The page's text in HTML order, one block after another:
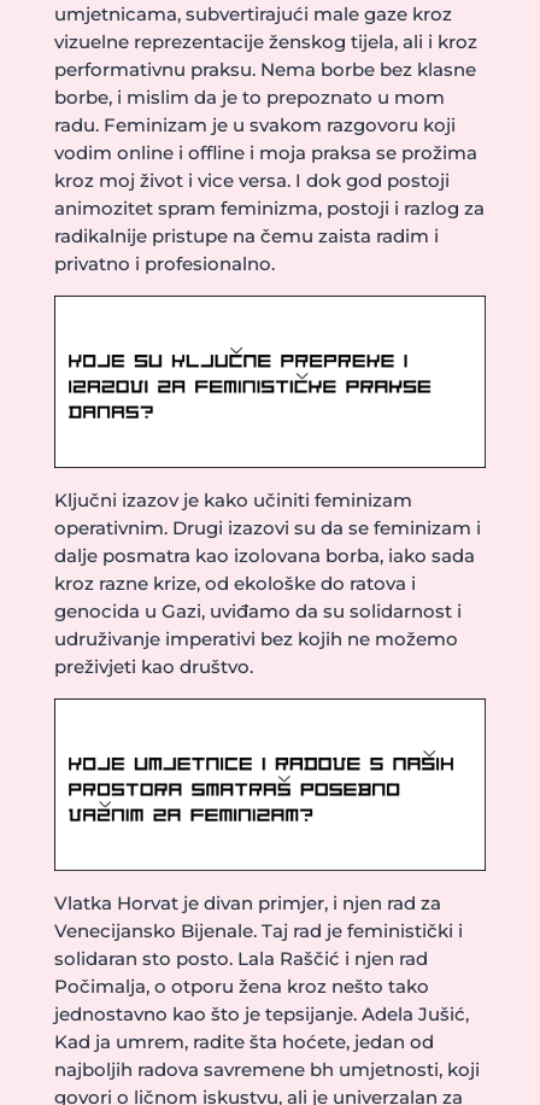
umjetnicama, subvertirajući male gaze kroz
vizuelne reprezentacije ženskog tijela, ali i kroz
performativnu praksu. Nema borbe bez klasne
borbe, i mislim da je to prepoznato u mom
radu. Feminizam je u svakom razgovoru koji
vodim online i offline i moja praksa se prožima
kroz moj život i vice versa. I dok god postoji
animozitet spram feminizma, postoji i razlog za
radikalnije pristupe na čemu zaista radim i
privatno i profesionalno.
Ključni izazov je kako učiniti feminizam
operativnim. Drugi izazovi su da se feminizam i
dalje posmatra kao izolovana borba, iako sada
kroz razne krize, od ekološke do ratova i
genocida u Gazi, uviđamo da su solidarnost i
udruživanje imperativi bez kojih ne možemo
preživjeti kao društvo.
Vlatka Horvat je divan primjer, i njen rad za
Venecijansko Bijenale. Taj rad je feministički i
solidaran sto posto. Lala Raščić i njen rad
Počimalja, o otporu žena kroz nešto tako
jednostavno kao što je tepsijanje. Adela Jušić,
Kad ja umrem, radite šta hoćete, jedan od
najboljih radova savremene bh umjetnosti, koji
govori o ličnom iskustvu, ali je univerzalan za